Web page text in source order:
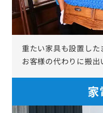
重たい家具も設置した
お客様の代わりに搬出
家